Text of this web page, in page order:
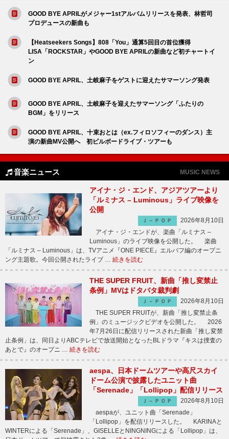
GOOD BYE APRILがメジャー1stアルバムリリースを発表、林哲司
プロデュースの新曲も
【Heatseekers Songs】808「You」通算5回目の首位獲得
LISA「ROCKSTAR」やGOOD BYE APRILの新曲など初チャートイ
ン
GOOD BYE APRIL、土岐麻子をゲストに迎えたサマーソング発表
GOOD BYE APRIL、土岐麻子を迎えたサマーソング「ふたりの
BGM」をリリース
GOOD BYE APRIL、十束おとは（ex.フィロソフィーのダンス）主
演の新曲MV公開へ 初ビルボードライブ・ツアーも
音楽ニュース MUSIC NEWS
アイナ・ジ・エンド、アジアツアーより
「ルミナス – Luminous」ライブ映像を
公開
Ｊ－ＰＯＰ
2026年8月10日
アイナ・ジ・エンドが、楽曲「ルミナス –
Luminous」のライブ映像を公開した。 楽曲
「ルミナス – Luminous」は、TVアニメ『ONE PIECE』エルバフ編のオープニ
ング主題歌。今回公開されたライブ … 続きを読む
THE SUPER FRUIT、新曲「推し変禁止
条例」MVはドタバタ裁判劇
Ｊ－ＰＯＰ
2026年8月10日
THE SUPER FRUITが、新曲「推し変禁止条
例」のミュージックビデオを公開した。 2026
年7月26日に配信リリースされた新曲「推し変禁
止条例」は、同日よりABCテレビで放送開始となったBLドラマ『キスは捜査の
あとで』のオープニ … 続きを読む
aespa、日本ドームツアーや高尺スカイ
ドーム公演で披露したユニット曲
「Serenade」「Lollipop」配信リリース
Ｊ－ＰＯＰ
2026年8月10日
aespaが、ユニット曲「Serenade」
「Lollipop」を配信リリースした。 KARINAと
WINTERによる「Serenade」、GISELLEとNINGNINGによる「Lollipop」は、